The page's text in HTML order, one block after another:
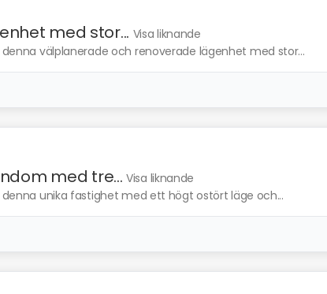
med stor... Visa liknande
välplanerade och renoverade lägenhet med stor...
med tre... Visa liknande
unika fastighet med ett högt ostört läge och...